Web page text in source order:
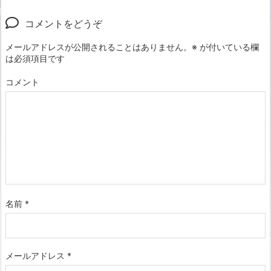
コメントをどうぞ
メールアドレスが公開されることはありません。 ※ が付いている欄
は必須項目です
コメント
名前 *
メールアドレス *